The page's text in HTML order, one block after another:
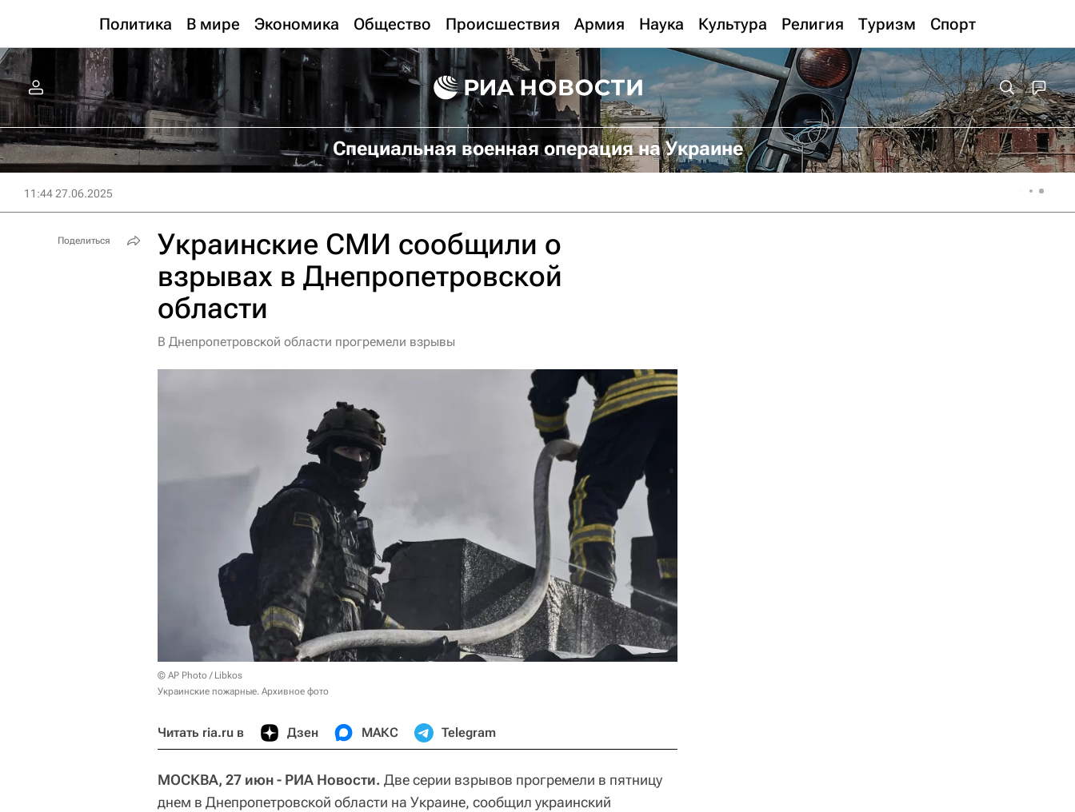
Политика В мире Экономика Общество Происшествия Армия Наука Культура Религия Туризм Спорт
Специальная военная операция на Украине
11:44 27.06.2025
Украинские СМИ сообщили о
взрывах в Днепропетровской
области
В Днепропетровской области прогремели взрывы
© AP Photo / Libkos
Украинские пожарные. Архивное фото
Читать ria.ru в Дзен МАКС Telegram
МОСКВА, 27 июн - РИА Новости. Две серии взрывов прогремели в пятницу
днем в Днепропетровской области на Украине, сообщил украинский
Поделиться